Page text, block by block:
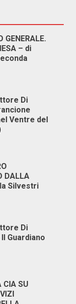
GENERALE.
– di
Di
Ventre del
DALLA
Silvestri
Di
Guardiano
CIA SU